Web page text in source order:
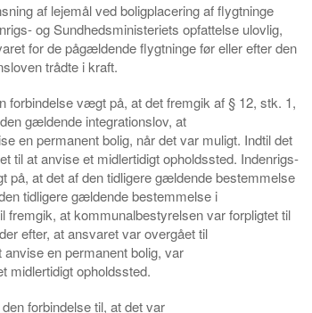
af lejemål ved boligplacering af flygtninge
og Sundhedsministeriets opfattelse ulovlig,
for de pågældende flygtninge før eller efter den
trådte i kraft.
forbindelse vægt på, at det fremgik af § 12, stk. 1,
gældende integrationslov, at
en permanent bolig, når det var muligt. Indtil det
til at anvise et midlertidigt opholdssted. Indenrigs-
på, at det af den tidligere gældende bestemmelse
tidligere gældende bestemmelse i
fremgik, at kommunalbestyrelsen var forpligtet til
efter, at ansvaret var overgået til
en permanent bolig, var
midlertidigt opholdssted.
forbindelse til, at det var